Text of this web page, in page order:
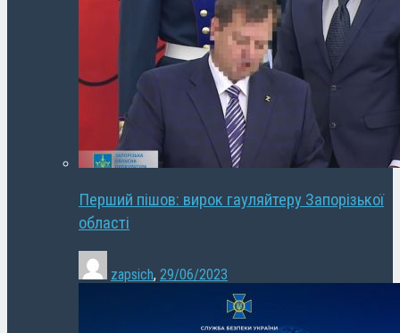
Перший пішов: вирок гауляйтеру Запорізької
області
zapsich, 29/06/2023